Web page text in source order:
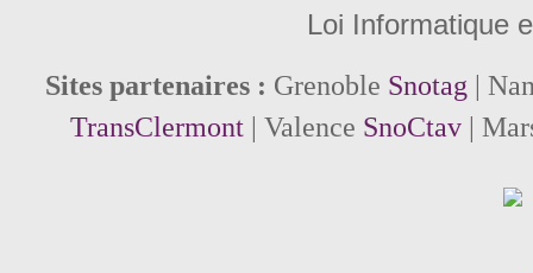
Loi Informatique
Sites partenaires : Grenoble Snotag |
TransClermont| Valence SnoCtav|